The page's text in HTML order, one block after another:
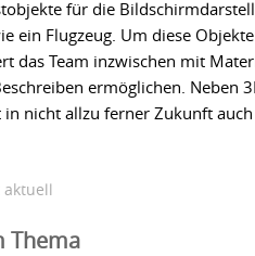
für die
ein Flugzeug. Um diese
das Team inzwischen mit
ermöglichen. Neben
nicht allzu ferner Zukunft
aktuell
Thema